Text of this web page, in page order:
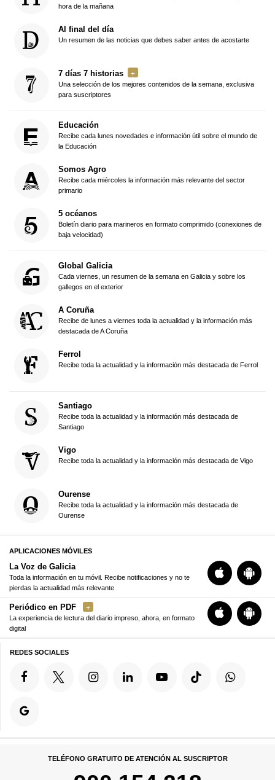
hora de la mañana
Al final del día
Un resumen de las noticias que debes saber antes de acostarte
7 días 7 historias
Una selección de los mejores contenidos de la semana, exclusiva
para suscriptores
Educación
Recibe cada lunes novedades e información útil sobre el mundo de
la Educación
Somos Agro
Recibe cada miércoles la información más relevante del sector
primario
5 océanos
Boletín diario para marineros en formato comprimido (conexiones de
baja velocidad)
Global Galicia
Cada viernes, un resumen de la semana en Galicia y sobre los
gallegos en el exterior
A Coruña
Recibe de lunes a viernes toda la actualidad y la información más
destacada de A Coruña
Ferrol
Recibe toda la actualidad y la información más destacada de Ferrol
Santiago
Recibe toda la actualidad y la información más destacada de
Santiago
Vigo
Recibe toda la actualidad y la información más destacada de Vigo
Ourense
Recibe toda la actualidad y la información más destacada de
Ourense
APLICACIONES MÓVILES
La Voz de Galicia
Toda la información en tu móvil. Recibe notificaciones y no te
pierdas la actualidad más relevante
Periódico en PDF
La experiencia de lectura del diario impreso, ahora, en formato
digital
REDES SOCIALES
TELÉFONO GRATUITO DE ATENCIÓN AL SUSCRIPTOR